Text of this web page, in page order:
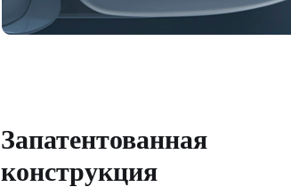
Запатентованная
конструкция